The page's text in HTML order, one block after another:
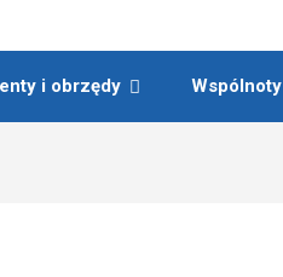
i obrzędy Wspólnoty